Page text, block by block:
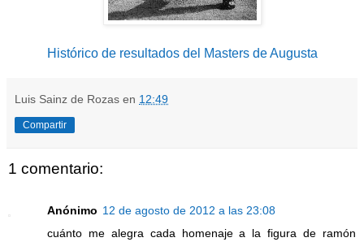
Histórico de resultados del Masters de Augusta
Luis Sainz de Rozas en 12:49
Compartir
1 comentario:
Anónimo 12 de agosto de 2012 a las 23:08
cuánto me alegra cada homenaje a la figura de ramón